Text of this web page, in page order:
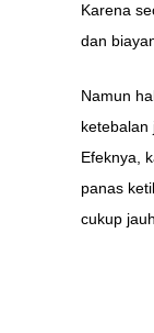
Karena
dan
Namun
ketebalan
Efeknya,
panas
cukup jauh.